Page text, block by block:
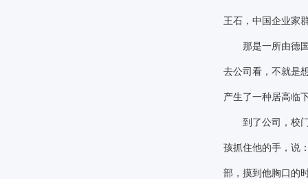
王石，中国企业家
那是一所由德国
去公司看，不就是
产生了一种居高临
到了公司，校门
孩抓住他的手，说
部，摸到他胸口的